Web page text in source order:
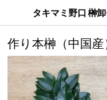
タキマミ野口 榊
作り本榊（中国産